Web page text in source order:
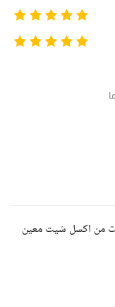
من اكسل شيت معين